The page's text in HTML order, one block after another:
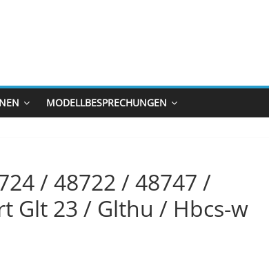
MODELLBESPRECHUNGEN
/ 48722 / 48747 /
Glt 23 / Glthu / Hbcs-w